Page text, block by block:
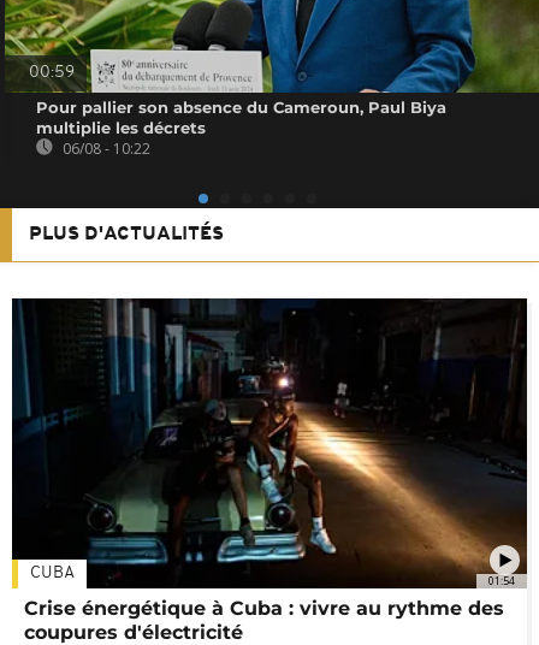
00:59
Pour pallier son absence du Cameroun, Paul Biya
multiplie les décrets
06/08 - 10:22
PLUS D'ACTUALITÉS
01:54
CUBA
Crise énergétique à Cuba : vivre au rythme des
coupures d'électricité